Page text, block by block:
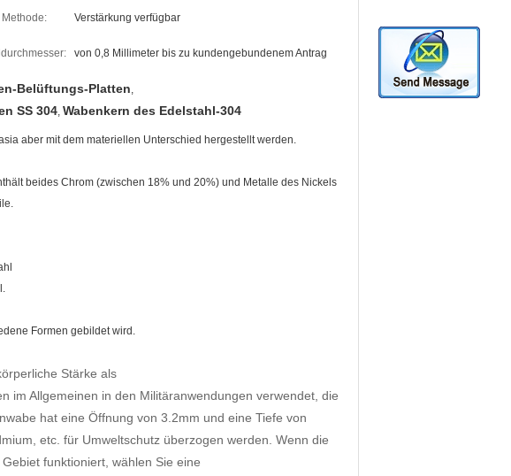
Methode: Verstärkung verfügbar
von 0,8 Millimeter bis zu kundengebundenem Antrag
Belüftungs-Platten,
SS 304, Wabenkern des Edelstahl-304
aber mit dem materiellen Unterschied hergestellt werden.
beides Chrom (zwischen 18% und 20%) und Metalle des Nickels
Formen gebildet wird.
Stärke als
im Allgemeinen in den Militäranwendungen verwendet, die
hat eine Öffnung von 3.2mm und eine Tiefe von
etc. für Umweltschutz überzogen werden. Wenn die
funktioniert, wählen Sie eine